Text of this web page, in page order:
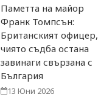
Паметта на майор
Франк Томпсън:
Британският офицер,
чиято съдба остана
завинаги свързана с
България
13 Юни 2026